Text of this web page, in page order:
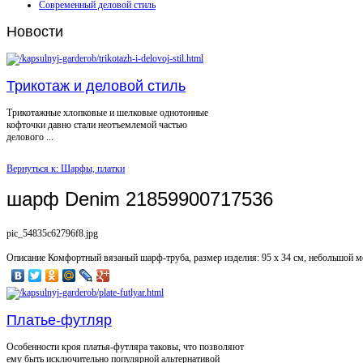
Современный деловой стиль
Новости
Трикотаж и деловой стиль
Трикотажные хлопковые и шелковые однотонные
кофточки давно стали неотъемлемой частью
делового ...
Вернуться к: Шарфы, платки
шарф Denim 21859900717536
pic_54835c62796f8.jpg
Описание Комфортный вязаный шарф-труба, размер изделия: 95 x 34 см, небольшой
Платье-футляр
Особенности кроя платья-футляра таковы, что позволяют
ему быть исключительно популярной альтернативой